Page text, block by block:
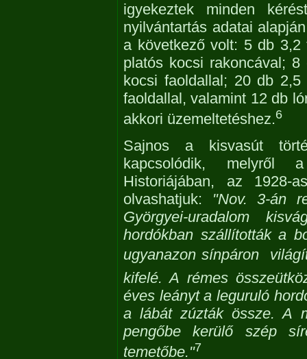
igyekeztek minden
nyilvántartás adatai
a következő volt: 5 db
platós kocsi rakoncával;
kocsi faoldallal; 20 db
faoldallal, valamint 12 db
akkori üzemeltetéshez.6
Sajnos a kisvasút
kapcsolódik, melyről
Historiájában, az 1928-
olvashatjuk: "Nov. 3-án
Györgyei-uradalom
hordókban szállították a
ugyanazon sínpáron 
kifelé. A rémes
éves leányt a leguruló
a lábát zúzták össze. A
pengőbe kerülő szép
temetőbe."7